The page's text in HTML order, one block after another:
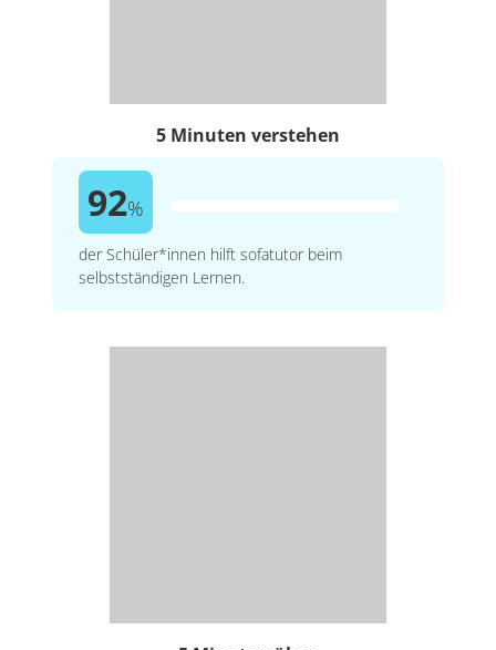
5 Minuten verstehen
92%
der Schüler*innen hilft sofatutor beim
selbstständigen Lernen.